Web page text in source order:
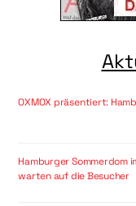
OXMOX präsentiert:
Hamburger Sommerdom
warten auf die Besucher